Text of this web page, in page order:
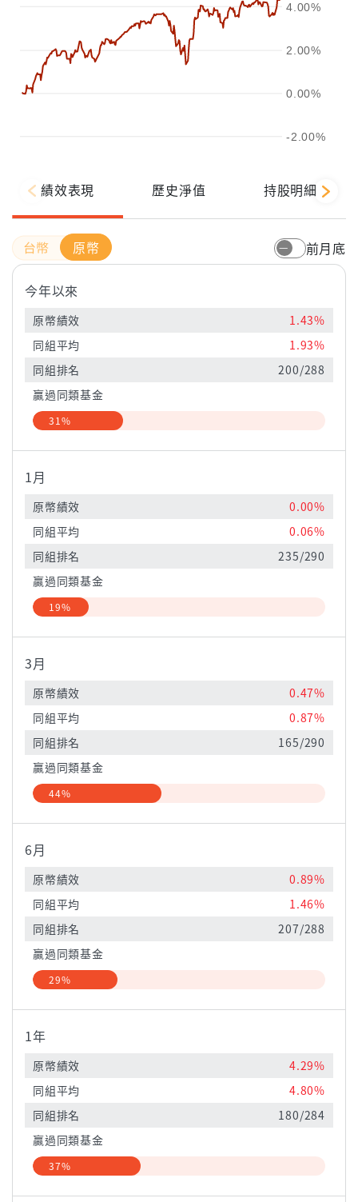
-2.00%
0.00%
2.00%
4.00%
-%
績效表現 歷史淨值 持股明細
原幣 前月底
今年以來
原幣績效
1.43%
同組平均
1.93%
同組排名
200/288
贏過同類基金
31%
1月
原幣績效
0.00%
同組平均
0.06%
同組排名
235/290
贏過同類基金
19%
3月
原幣績效
0.47%
同組平均
0.87%
同組排名
165/290
贏過同類基金
44%
6月
原幣績效
0.89%
同組平均
1.46%
同組排名
207/288
贏過同類基金
29%
1年
原幣績效
4.29%
同組平均
4.80%
同組排名
180/284
贏過同類基金
37%